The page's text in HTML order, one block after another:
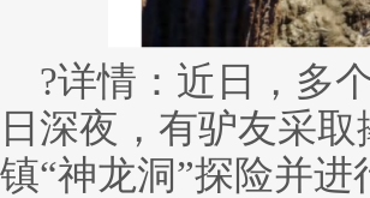
?详情：近日，多
日深夜，有驴友采
镇“神龙洞”探险并